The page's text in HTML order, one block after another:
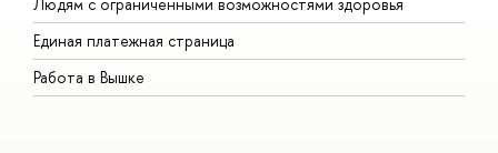
Единая платежная страница
Работа в Вышке